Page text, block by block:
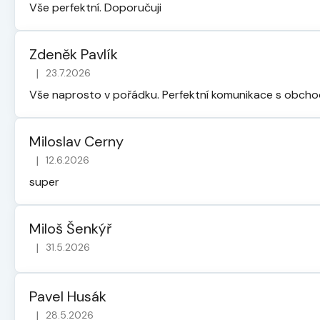
Vše perfektní. Doporučuji
Zdeněk Pavlík
Hodnocení obchodu je 5 z 5 hvězdiček.
| 23.7.2026
Vše naprosto v pořádku. Perfektní komunikace s
Miloslav Cerny
Hodnocení obchodu je 5 z 5 hvězdiček.
| 12.6.2026
super
Miloš Šenkýř
Hodnocení obchodu je 5 z 5 hvězdiček.
| 31.5.2026
Pavel Husák
| 28.5.2026